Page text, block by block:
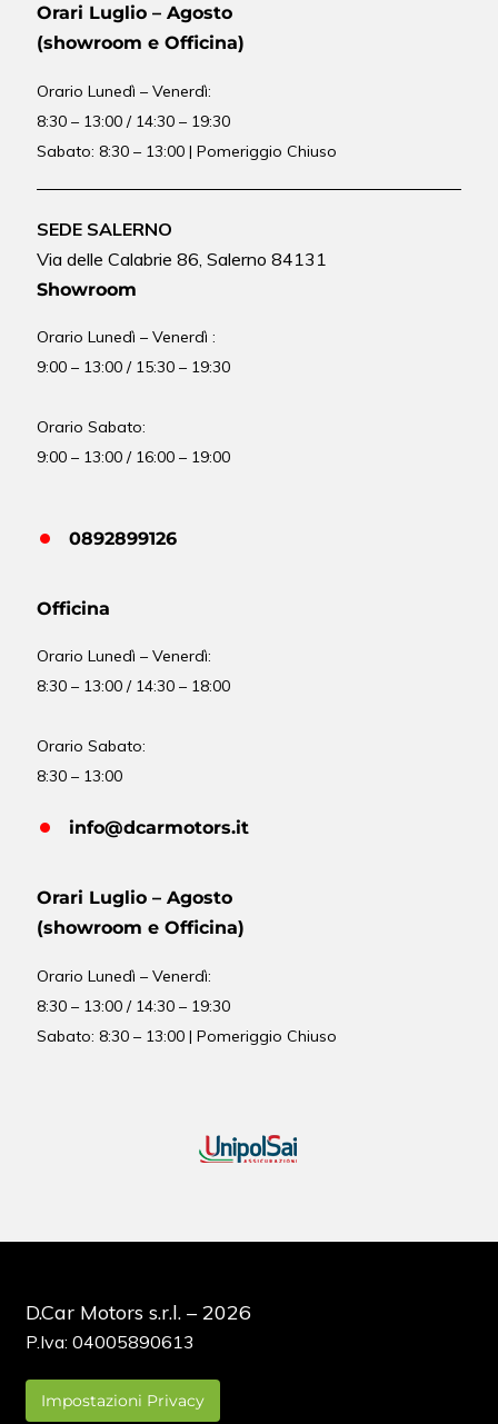
Orari Luglio – Agosto
(showroom e Officina)
OrarioLunedì – Venerdì:
8:30 – 13:00 / 14:30 – 19:30
Sabato: 8:30 – 13:00 | Pomeriggio Chiuso
SEDE SALERNO
Via delle Calabrie 86, Salerno 84131
Showroom
Orario Lunedì – Venerdì :
9:00 – 13:00 / 15:30 – 19:30
Orario Sabato:
9:00 – 13:00 / 16:00 – 19:00
0892899126
Officina
OrarioLunedì – Venerdì:
8:30 – 13:00 / 14:30 – 18:00
Orario Sabato:
8:30 – 13:00
info@dcarmotors.it
Orari Luglio – Agosto
(showroom e Officina)
OrarioLunedì – Venerdì:
8:30 – 13:00 / 14:30 – 19:30
Sabato: 8:30 – 13:00 | Pomeriggio Chiuso
D.Car Motors s.r.l. – 2026
P.Iva: 04005890613
Impostazioni Privacy